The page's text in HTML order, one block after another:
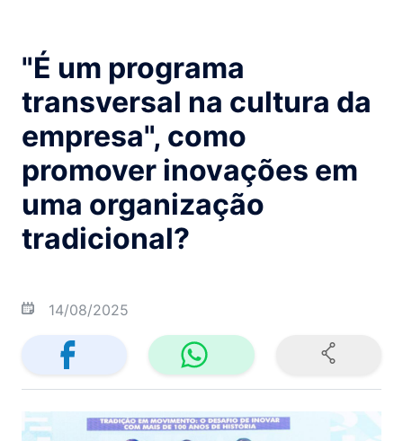
"É um programa
transversal na cultura da
empresa", como
promover inovações em
uma organização
tradicional?
14/08/2025